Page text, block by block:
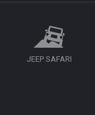
JEEP SAFARI